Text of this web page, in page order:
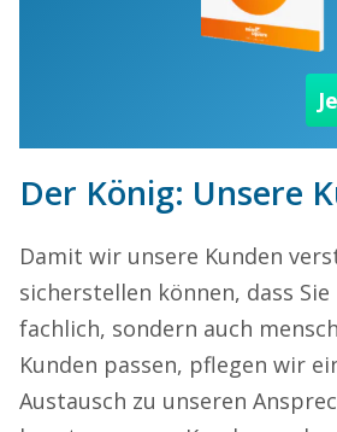
Der König: Unsere
Damit wir unsere Kunden
sicherstellen können, dass
fachlich, sondern auch
Kunden passen, pflegen wir
Austausch zu unseren